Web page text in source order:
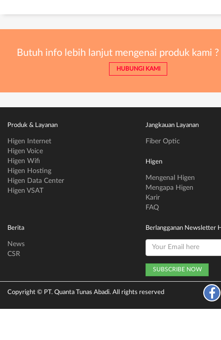
Butuh info lebih lanjut mengenai produk kami ?
HUBUNGI KAMI
Produk & Layanan
Higen Internet
Higen Voice
Higen Wifi
Higen Hosting
Higen Data Center
Higen VSAT
Jangkauan Layanan
Fiber Optic
Higen
Mengenal Higen
Mengapa Higen
Karir
FAQ
Berita
News
CSR
Berlangganan Newsletter
Copyright © PT. Quanta Tunas Abadi. All rights reserved